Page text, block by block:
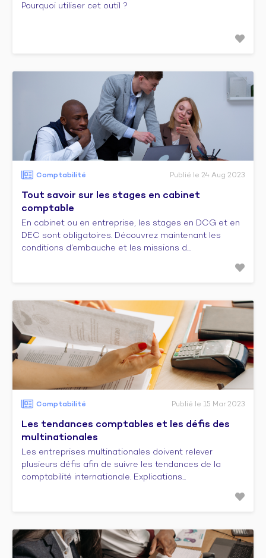
Pourquoi utiliser cet outil ?
Comptabilité Publié le 24 Aug 2023
Tout savoir sur les stages en cabinet
comptable
En cabinet ou en entreprise, les stages en DCG et en
DEC sont obligatoires. Découvrez maintenant les
conditions d’embauche et les missions d...
Comptabilité Publié le 15 Mar 2023
Les tendances comptables et les défis des
multinationales
Les entreprises multinationales doivent relever
plusieurs défis afin de suivre les tendances de la
comptabilité internationale. Explications...